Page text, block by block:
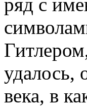
удалось,
века, в